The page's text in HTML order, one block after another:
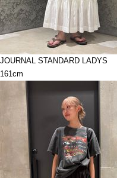
JOURNAL STANDARD LADYS
161cm